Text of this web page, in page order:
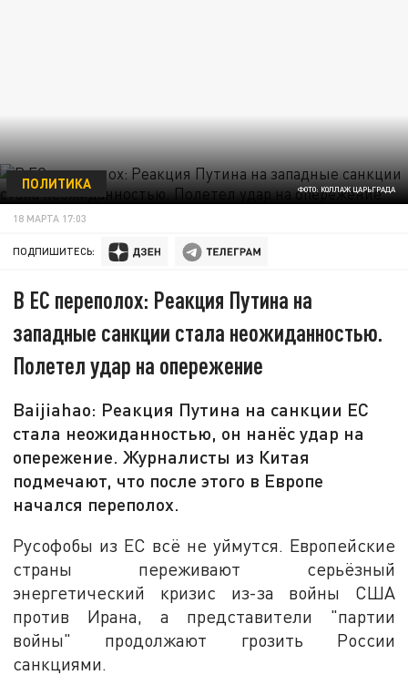
ФОТО: КОЛЛАЖ ЦАРЬГРАДА
ПОЛИТИКА
18 МАРТА 17:03
ПОДПИШИТЕСЬ:
В ЕС переполох: Реакция Путина на
западные санкции стала неожиданностью.
Полетел удар на опережение
Baijiahao: Реакция Путина на санкции EC
стала неожиданностью, он нанёс удар на
опережение. Журналисты из Китая
подмечают, что после этого в Европе
начался переполох.
Русофобы из ЕС всё не уймутся. Европейские
страны переживают серьёзный
энергетический кризис из-за войны США
против Ирана, а представители "партии
войны" продолжают грозить России
санкциями.